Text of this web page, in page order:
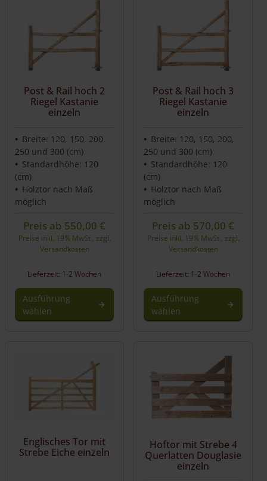
Post & Rail hoch 2
Riegel Kastanie
einzeln
Breite: 120, 150, 200,
250 und 300 (cm)
Standardhöhe: 120
(cm)
Holztor nach Maß
möglich
Preis ab 550,00 €
Preise inkl. 19% MwSt., zzgl.
Versandkosten
Lieferzeit: 1-2 Wochen
Ausführung
wählen
Post & Rail hoch 3
Riegel Kastanie
einzeln
Breite: 120, 150, 200,
250 und 300 (cm)
Standardhöhe: 120
(cm)
Holztor nach Maß
möglich
Preis ab 570,00 €
Preise inkl. 19% MwSt., zzgl.
Versandkosten
Lieferzeit: 1-2 Wochen
Ausführung
wählen
Englisches Tor mit
Strebe Eiche einzeln
Hoftor mit Strebe 4
Querlatten Douglasie
einzeln